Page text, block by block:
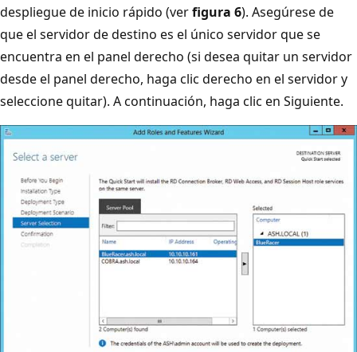
despliegue de inicio rápido (verfigura 6). Asegúrese de
que el servidor de destino es el único servidor que se
encuentra en el panel derecho (si desea quitar un servidor
desde el panel derecho, haga clic derecho en el servidor y
seleccione quitar). A continuación, haga clic en Siguiente.